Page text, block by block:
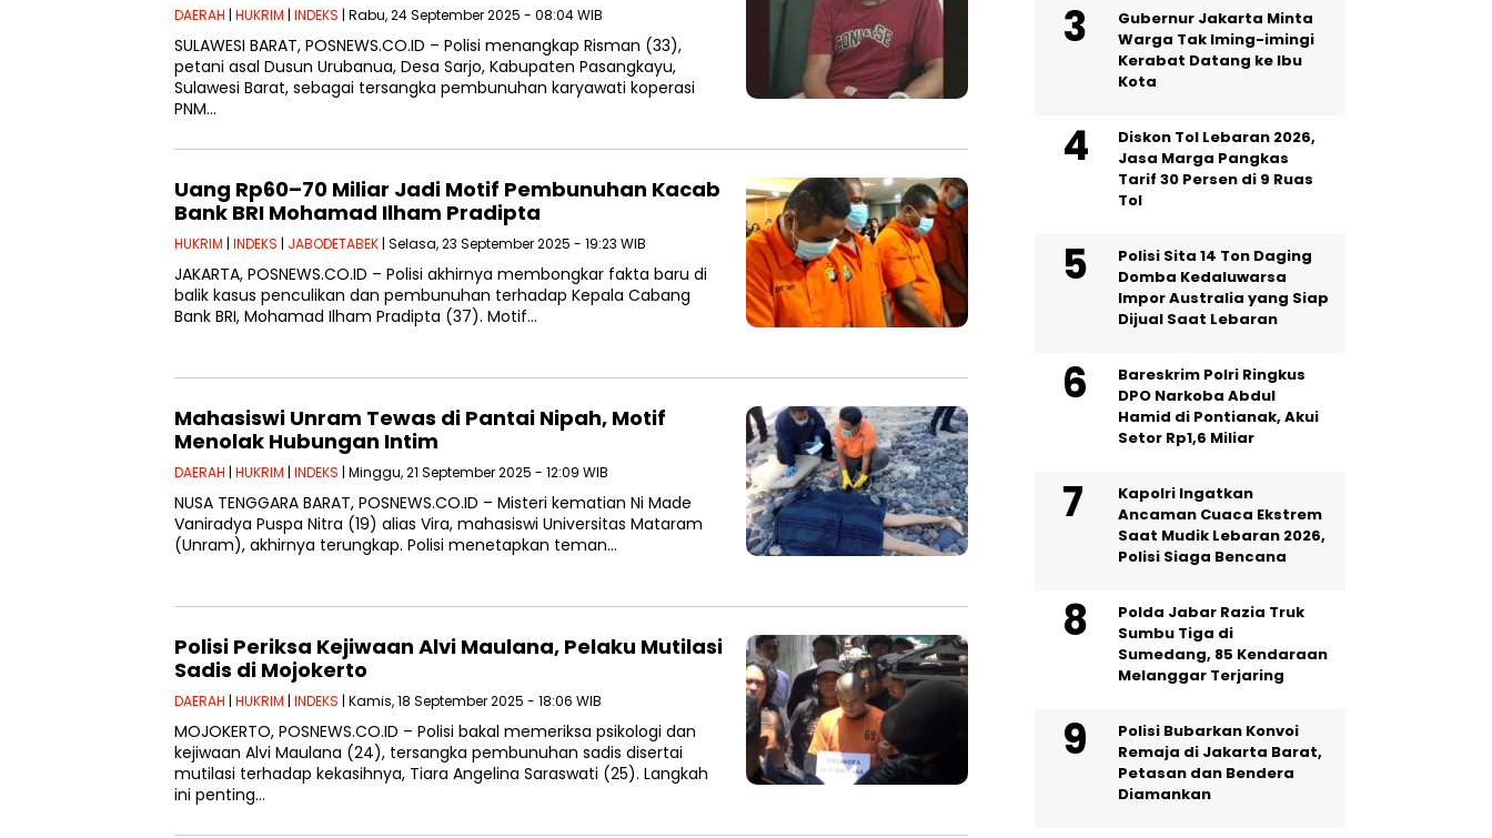
DAERAH | HUKRIM | INDEKS | Rabu, 24 September 2025 - 08:04 WIB
SULAWESI BARAT, POSNEWS.CO.ID – Polisi menangkap Risman (33),
petani asal Dusun Urubanua, Desa Sarjo, Kabupaten Pasangkayu,
Sulawesi Barat, sebagai tersangka pembunuhan karyawati koperasi
PNM…
Uang Rp60–70 Miliar Jadi Motif Pembunuhan Kacab
Bank BRI Mohamad Ilham Pradipta
HUKRIM | INDEKS | JABODETABEK | Selasa, 23 September 2025 - 19:23 WIB
JAKARTA, POSNEWS.CO.ID – Polisi akhirnya membongkar fakta baru di
balik kasus penculikan dan pembunuhan terhadap Kepala Cabang
Bank BRI, Mohamad Ilham Pradipta (37). Motif…
Mahasiswi Unram Tewas di Pantai Nipah, Motif
Menolak Hubungan Intim
DAERAH | HUKRIM | INDEKS | Minggu, 21 September 2025 - 12:09 WIB
NUSA TENGGARA BARAT, POSNEWS.CO.ID – Misteri kematian Ni Made
Vaniradya Puspa Nitra (19) alias Vira, mahasiswi Universitas Mataram
(Unram), akhirnya terungkap. Polisi menetapkan teman…
Polisi Periksa Kejiwaan Alvi Maulana, Pelaku Mutilasi
Sadis di Mojokerto
DAERAH | HUKRIM | INDEKS | Kamis, 18 September 2025 - 18:06 WIB
MOJOKERTO, POSNEWS.CO.ID – Polisi bakal memeriksa psikologi dan
kejiwaan Alvi Maulana (24), tersangka pembunuhan sadis disertai
mutilasi terhadap kekasihnya, Tiara Angelina Saraswati (25). Langkah
ini penting…
Gubernur Jakarta Minta
Warga Tak Iming-imingi
Kerabat Datang ke Ibu
Kota
Diskon Tol Lebaran 2026,
Jasa Marga Pangkas
Tarif 30 Persen di 9 Ruas
Tol
Polisi Sita 14 Ton Daging
Domba Kedaluwarsa
Impor Australia yang Siap
Dijual Saat Lebaran
Bareskrim Polri Ringkus
DPO Narkoba Abdul
Hamid di Pontianak, Akui
Setor Rp1,6 Miliar
Kapolri Ingatkan
Ancaman Cuaca Ekstrem
Saat Mudik Lebaran 2026,
Polisi Siaga Bencana
Polda Jabar Razia Truk
Sumbu Tiga di
Sumedang, 85 Kendaraan
Melanggar Terjaring
Polisi Bubarkan Konvoi
Remaja di Jakarta Barat,
Petasan dan Bendera
Diamankan